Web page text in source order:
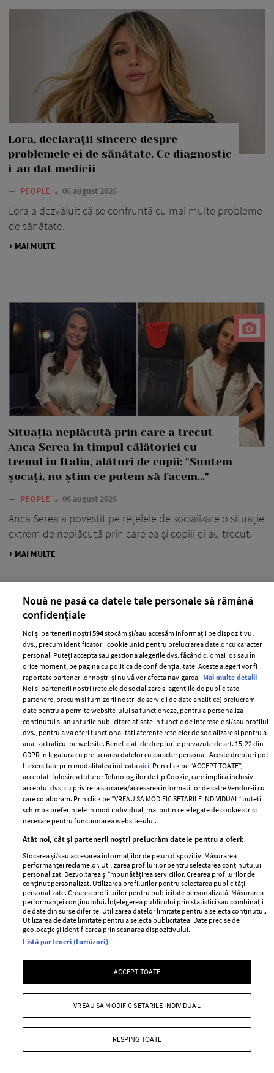
Lora, declarații sincere despre
problemele ei de sănătate. Ce diagnostic
i-au dat medicii
— PEOPLE 06 august 2026
Lora a dezvăluit că se confruntă cu mai multe probleme
de sănătate.
+ MAI MULTE
Situația neplăcută prin care a trecut
Anca Serea în timpul călătoriei cu
trenul în Italia, alături de copii: "Suntem
șocați, nu știm ce putem să facem..."
— PEOPLE 06 august 2026
Anca Serea a povestit pe rețelele de socializare o situație
extrem de neplăcută prin care ea și copiii ei au trecut.
+ MAI MULTE
ABONEAZĂ-TE LA NEWSLETTER
Urmareste-ne pe:
Cele mai citite
BEAUTY BEAUTY TIPS
7 uleiuri care stimulează creșterea rapidă a
părului
ELLE Style Awards
Termeni si conditii
Nouă ne pasă ca datele tale personale să rămână
confidențiale
Noi și partenerii noștri594stocăm și/sau accesăm informații pe dispozitivul
dvs., precum identificatorii cookie unici pentru prelucrarea datelor cu caracter
personal. Puteți accepta sau gestiona alegerile dvs. făcând clic mai jos sau în
orice moment, pe pagina cu politica de confidențialitate. Aceste alegeri vor fi
raportate partenerilor noștri și nu vă vor afecta navigarea. Mai multe detalii
Noi si partenerii nostri (retelele de socializare si agentiile de publicitate
partenere, precum si furnizorii nostri de servicii de date analitice) prelucram
date pentru a permite website-ului sa functioneze, pentru a personaliza
continutul si anunturile publicitare afisate in functie de interesele si/sau profilul
dvs., pentru a va oferi functionalitati aferente retelelor de socializare si pentru a
analiza traficul pe website. Beneficiati de drepturile prevazute de art. 15-22 din
GDPR in legatura cu prelucrarea datelor cu caracter personal. Aceste drepturi pot
fi exercitate prin modalitatea indicataaici. Prin click pe “ACCEPT TOATE”,
acceptati folosirea tuturor Tehnologiilor de tip Cookie, care implica inclusiv
acceptul dvs. cu privire la stocarea/accesarea informatiilor de catre Vendor-ii cu
care colaboram. Prin click pe “VREAU SA MODIFIC SETARILE INDIVIDUAL” puteti
schimba preferintele in mod individual, mai putin cele legate de cookie strict
necesare pentru functionarea website-ului.
Atât noi, cât și partenerii noștri prelucrăm datele pentru a oferi:
Stocarea și/sau accesarea informațiilor de pe un dispozitiv. Măsurarea
performanței reclamelor. Utilizarea profilurilor pentru selectarea conținutului
personalizat. Dezvoltarea și îmbunătățirea serviciilor. Crearea profilurilor de
conținut personalizat. Utilizarea profilurilor pentru selectarea publicității
personalizate. Crearea profilurilor pentru publicitate personalizată. Măsurarea
performanței conținutului. Înțelegerea publicului prin statistici sau combinații
de date din surse diferite. Utilizarea datelor limitate pentru a selecta conținutul.
Utilizarea de date limitate pentru a selecta publicitatea. Date precise de
geolocație și identificarea prin scanarea dispozitivului.
Listă parteneri (furnizori)
ACCEPT TOATE
RESPING TOATE
VREAU SA MODIFIC SETARILE INDIVIDUAL